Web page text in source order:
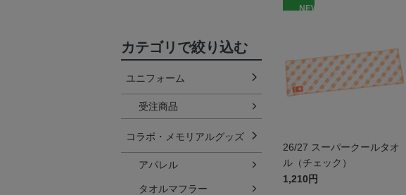
NEW
26/27 スーパークールタオ
ル（チェック）
1,210円
カテゴリで絞り込む
ユニフォーム
受注商品
コラボ・メモリアルグッズ
アパレル
タオルマフラー